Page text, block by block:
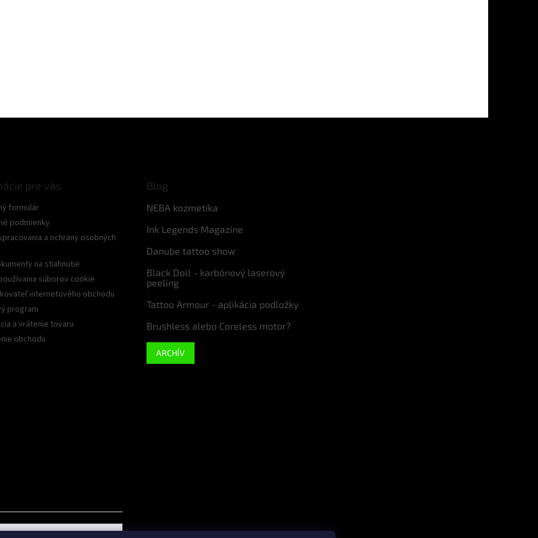
pre vás
formulár
podmienky
a ochrany osobných
na stiahnutie
súborov cookie
internetového obchodu
program
a vrátenie tovaru
obchodu
Blog
NEBA kozmetika
Ink Legends Magazine
Danube tattoo show
Black Doll - karbónový laserový
peeling
Tattoo Armour - aplikácia podložky
Brushless alebo Coreless motor?
ARCHÍV